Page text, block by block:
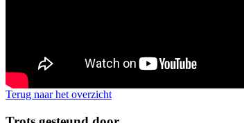
Terug naar het overzicht